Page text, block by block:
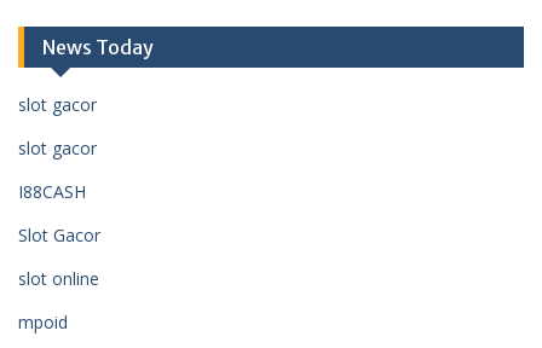
News Today
slot gacor
slot gacor
I88CASH
Slot Gacor
slot online
mpoid